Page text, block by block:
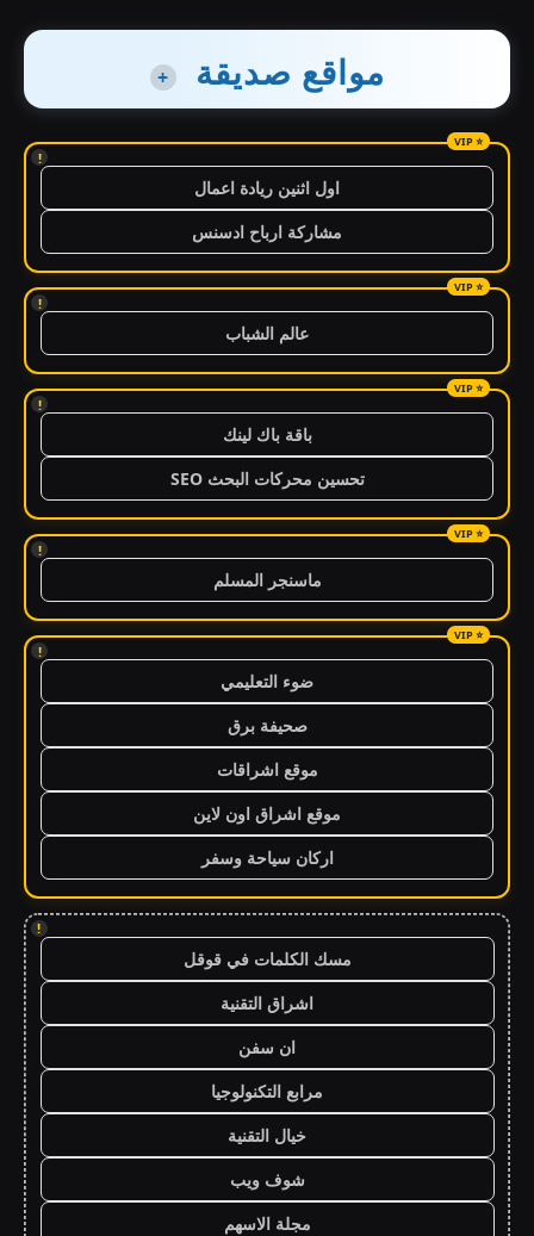
مواقع صديقة +
!
اول اثنين ريادة اعمال
مشاركة ارباح ادسنس
!
عالم الشباب
!
باقة باك لينك
تحسين محركات البحث SEO
!
ماسنجر المسلم
!
ضوء التعليمي
صحيفة برق
موقع اشراقات
موقع اشراق اون لاين
اركان سياحة وسفر
!
مسك الكلمات في قوقل
اشراق التقنية
ان سفن
مرابع التكنولوجيا
خيال التقنية
شوف ويب
مجلة الاسهم